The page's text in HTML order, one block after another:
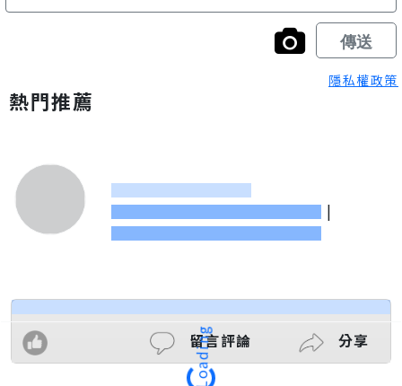
隱私權政策
熱門推薦
|
留言評論 分享